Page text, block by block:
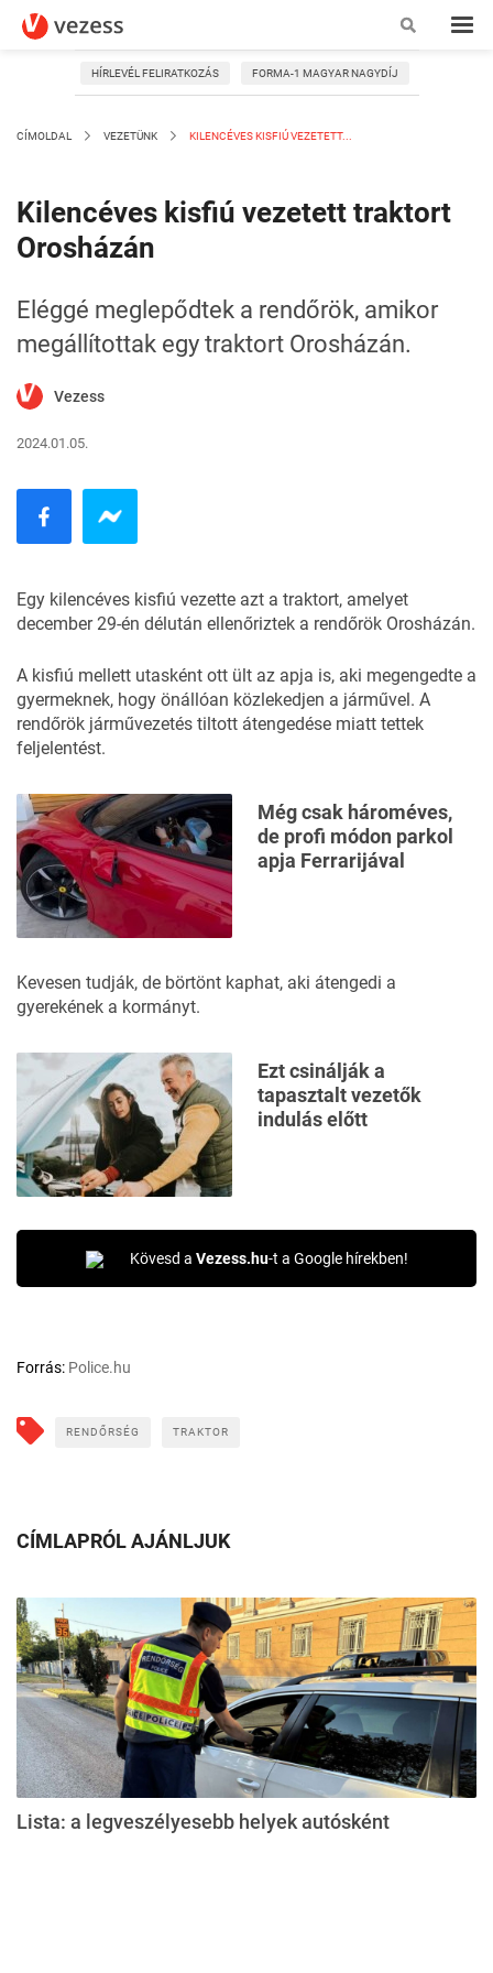
HÍRLEVÉL FELIRATKOZÁS FORMA-1 MAGYAR NAGYDÍJ
CÍMOLDAL VEZETÜNK KILENCÉVES KISFIÚ VEZETETT...
Kilencéves kisfiú vezetett traktort
Orosházán
Eléggé meglepődtek a rendőrök, amikor
megállítottak egy traktort Orosházán.
Vezess
2024.01.05.
Egy kilencéves kisfiú vezette azt a traktort, amelyet
december 29-én délután ellenőriztek a rendőrök Orosházán.
A kisfiú mellett utasként ott ült az apja is, aki megengedte a
gyermeknek, hogy önállóan közlekedjen a járművel. A
rendőrök járművezetés tiltott átengedése miatt tettek
feljelentést.
Még csak hároméves,
de profi módon parkol
apja Ferrarijával
Kevesen tudják, de börtönt kaphat, aki átengedi a
gyerekének a kormányt.
Ezt csinálják a
tapasztalt vezetők
indulás előtt
Kövesd a Vezess.hu-t a Google hírekben!
Forrás: Police.hu
RENDŐRSÉG TRAKTOR
CÍMLAPRÓL AJÁNLJUK
Lista: a legveszélyesebb helyek autósként